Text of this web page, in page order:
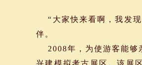
体验考古艰
“大家快来看啊，我发现
伴。
2008年，为使游客能够
兴建模拟考古展区。该展